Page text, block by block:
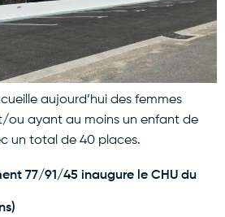
aujourd’hui des femmes
ou ayant au moins un enfant de
un total de 40 places.
77/91/45 inaugure le CHU du